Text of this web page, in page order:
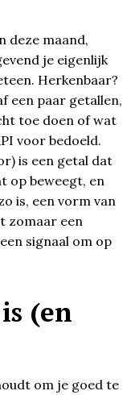
deze maand,
je eigenlijk
Herkenbaar?
een paar getallen,
toe doen of wat
voor bedoeld.
is een getal dat
op beweegt, en
is, een vorm van
zomaar een
signaal om op
(en
om je goed te